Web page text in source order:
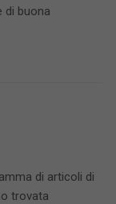
di buona
di articoli di
trovata